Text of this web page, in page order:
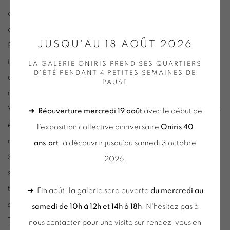
avec les sculptures posées comme des papiers découpés
de Frédéric Bouffandeau et les photographies de KRM.
Partez à la rencontre des talents d’aujourd’hui, entre
impertinence et justesse des écritures blanches sur fond noir
de Ben, entre pop et baroque des œuvres de la Figuration
narrative d’Erró.
Voyagez avec l’œuvre de Marco Del Re à travers différentes
époques où se côtoient la tradition classique et la peinture
moderne.
Sur la rive sud de la Méditerranée, le couple KRM partage
son expérience du désert, par des œuvres imprégnées des
textiles, des couleurs, des codes culturels et artistiques de la
société nomade sahraoui.
Tandis que les corps, les objets, les paysages insolites, kitch,
JUSQU'AU 18 AOÛT 2026
LA GALERIE ONIRIS PREND SES QUARTIERS
D'ÉTÉ PENDANT 4 PETITES SEMAINES DE
PAUSE
➜ Réouverture mercredi 19 aoûtavec le début de
l'exposition collective anniversaire Oniris 40
ans.art , à découvrir jusqu'au samedi 3 octobre
2026.
➜ Fin août, la galerie sera ouverte du mercredi au
samedi de 10h à 12h et 14h à 18h. N'hésitez pas à
nous contacter pour une visite sur rendez-vous en